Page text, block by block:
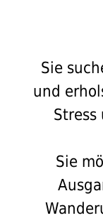
Sie
und
Stress
Sie